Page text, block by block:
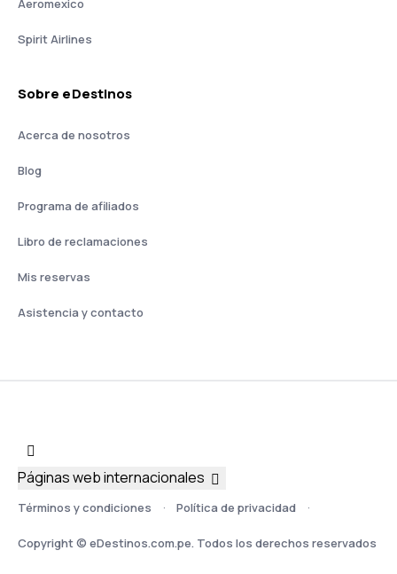
Aeromexico
Spirit Airlines
Sobre eDestinos
Acerca de nosotros
Blog
Programa de afiliados
Libro de reclamaciones
Mis reservas
Asistencia y contacto
Términos y condiciones Política de privacidad
Copyright © eDestinos.com.pe. Todos los derechos reservados
Páginas web internacionales